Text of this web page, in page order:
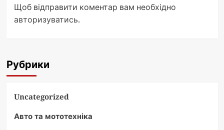
Щоб відправити коментар вам необхідно
авторизуватись.
Рубрики
Uncategorized
Авто та мототехніка